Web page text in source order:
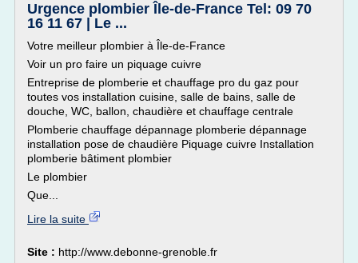
Urgence plombier Île-de-France Tel: 09 70
16 11 67 | Le ...
Votre meilleur plombier à Île-de-France
Voir un pro faire un piquage cuivre
Entreprise de plomberie et chauffage pro du gaz pour
toutes vos installation cuisine, salle de bains, salle de
douche, WC, ballon, chaudière et chauffage centrale
Plomberie chauffage dépannage plomberie dépannage
installation pose de chaudière Piquage cuivre Installation
plomberie bâtiment plombier
Le plombier
Que...
Lire la suite
Site : http://www.debonne-grenoble.fr